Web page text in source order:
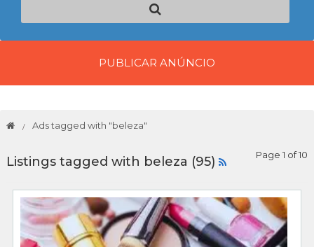
PUBLICAR ANÚNCIO
Ads tagged with "beleza"
Listings tagged with beleza (95) Page 1 of 10